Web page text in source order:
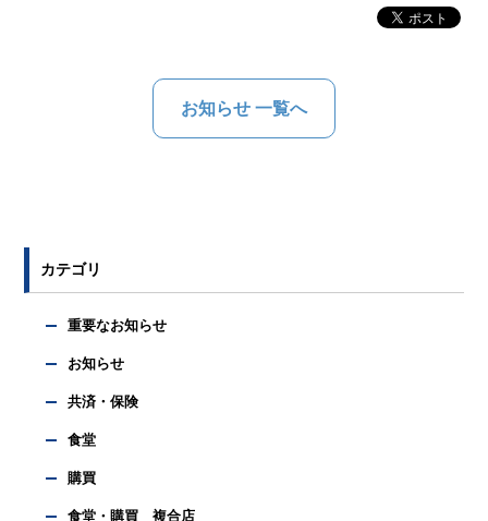
お知らせ 一覧へ
カテゴリ
重要なお知らせ
お知らせ
共済・保険
食堂
購買
食堂・購買 複合店